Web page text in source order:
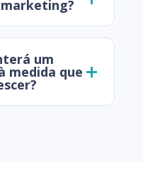
um
medida que